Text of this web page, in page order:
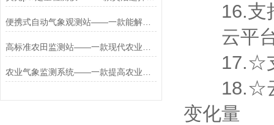
便携式自动气象观测站——一款能解决很多问题的便携式全自动气象站
16.支持
云平台
17.☆支
18.☆云
变化量